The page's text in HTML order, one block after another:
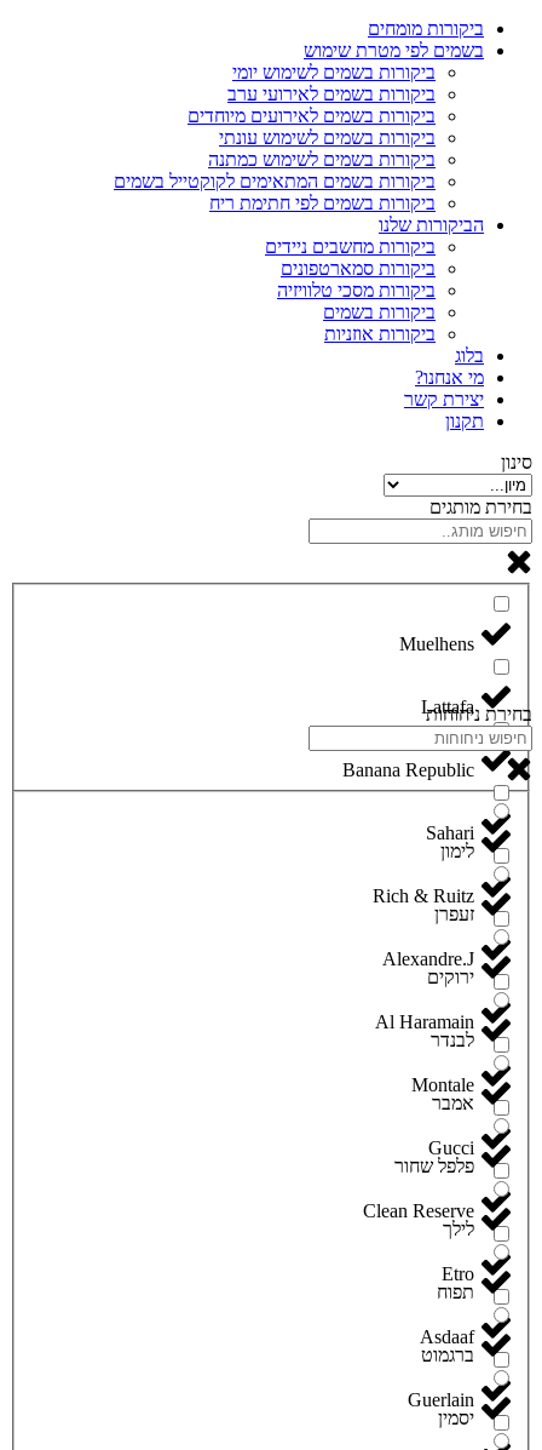
ביקורות מומחים
בשמים לפי מטרת שימוש
ביקורות בשמים לשימוש יומי
ביקורות בשמים לאירועי ערב
ביקורות בשמים לאירועים מיוחדים
ביקורות בשמים לשימוש עונתי
ביקורות בשמים לשימוש כמתנה
ביקורות בשמים המתאימים לקוקטייל בשמים
ביקורות בשמים לפי חתימת ריח
הביקורות שלנו
ביקורות מחשבים ניידים
ביקורות סמארטפונים
ביקורות מסכי טלוויזיה
ביקורות בשמים
ביקורות אוזניות
בלוג
מי אנחנו?
יצירת קשר
תקנון
סינון
בחירת מותגים
Lattafa
Banana Republic
Sahari
Rich & Ruitz
Alexandre.J
Al Haramain
Montale
Gucci
Clean Reserve
Etro
Asdaaf
Guerlain
בחירת ניחוחות
לימון
זעפרן
ירוקים
לבנדר
אמבר
פלפל שחור
לילך
תפוח
ברגמוט
יסמין